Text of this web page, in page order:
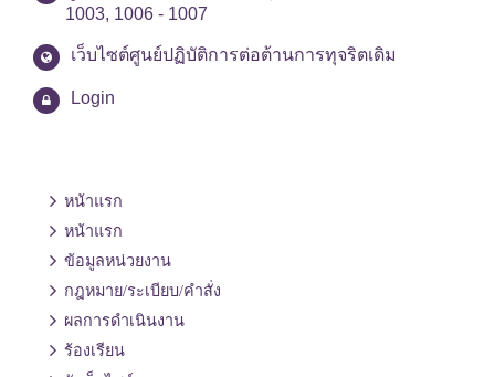
1003, 1006 - 1007
เว็บไซต์ศูนย์ปฏิบัติการต่อต้านการทุจริตเดิม
Login
หน้าแรก
หน้าแรก
ข้อมูลหน่วยงาน
กฎหมาย/ระเบียบ/คำสั่ง
ผลการดำเนินงาน
ร้องเรียน